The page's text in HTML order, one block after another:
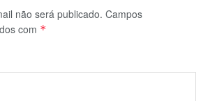
não será publicado. Campos
com *